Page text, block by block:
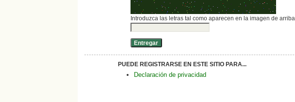
Introduzca las letras tal como aparecen en la imagen de arriba.
PUEDE REGISTRARSE EN ESTE SITIO PARA...
Declaración de privacidad